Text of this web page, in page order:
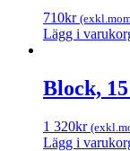
710kr
Lägg i
Block,
1 320kr
Lägg i